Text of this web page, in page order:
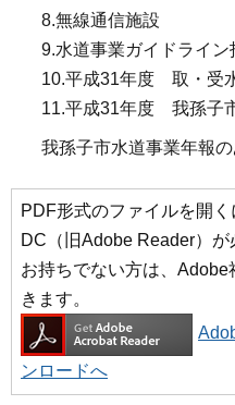
8.無線通信施設
9.水道事業ガイドライン
10.平成31年度 取・受
11.平成31年度 我孫子
我孫子市水道事業年報
PDF形式のファイルを開
DC（旧Adobe Reader）が
お持ちでない方は、
きます。
ンロードへ